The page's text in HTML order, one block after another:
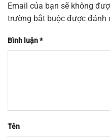
Email của bạn sẽ không
trường bắt buộc được đánh
Bình luận*
Tên